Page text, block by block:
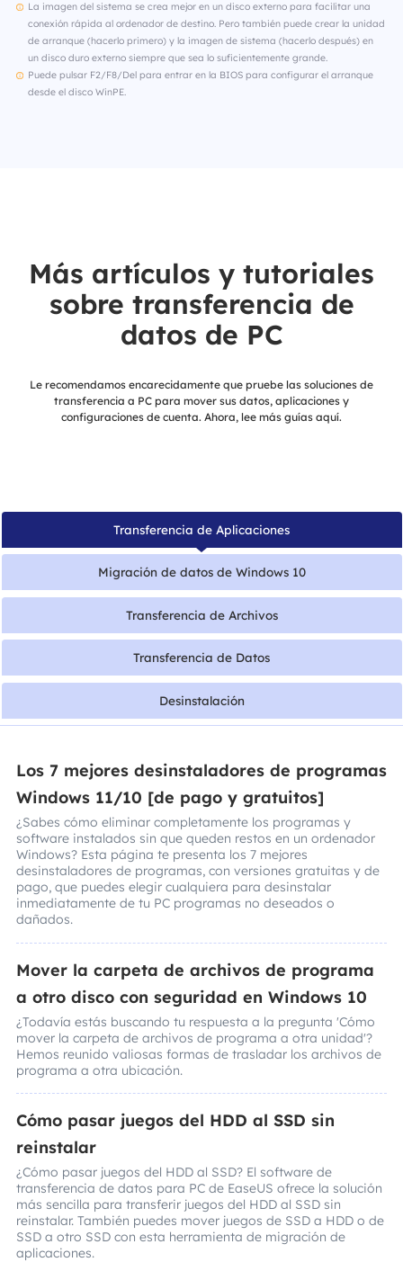
La imagen del sistema se crea mejor en un disco externo para facilitar una
conexión rápida al ordenador de destino. Pero también puede crear la unidad
de arranque (hacerlo primero) y la imagen de sistema (hacerlo después) en
un disco duro externo siempre que sea lo suficientemente grande.
Puede pulsar F2/F8/Del para entrar en la BIOS para configurar el arranque
desde el disco WinPE.
Más artículos y tutoriales
sobre transferencia de
datos de PC
Le recomendamos encarecidamente que pruebe las soluciones de
transferencia a PC para mover sus datos, aplicaciones y
configuraciones de cuenta. Ahora, lee más guías aquí.
Transferencia de Aplicaciones
Migración de datos de Windows 10
Transferencia de Archivos
Transferencia de Datos
Desinstalación
Los 7 mejores desinstaladores de programas
Windows 11/10 [de pago y gratuitos]
¿Sabes cómo eliminar completamente los programas y
software instalados sin que queden restos en un ordenador
Windows? Esta página te presenta los 7 mejores
desinstaladores de programas, con versiones gratuitas y de
pago, que puedes elegir cualquiera para desinstalar
inmediatamente de tu PC programas no deseados o
dañados.
Mover la carpeta de archivos de programa
a otro disco con seguridad en Windows 10
¿Todavía estás buscando tu respuesta a la pregunta 'Cómo
mover la carpeta de archivos de programa a otra unidad'?
Hemos reunido valiosas formas de trasladar los archivos de
programa a otra ubicación.
Cómo pasar juegos del HDD al SSD sin
reinstalar
¿Cómo pasar juegos del HDD al SSD? El software de
transferencia de datos para PC de EaseUS ofrece la solución
más sencilla para transferir juegos del HDD al SSD sin
reinstalar. También puedes mover juegos de SSD a HDD o de
SSD a otro SSD con esta herramienta de migración de
aplicaciones.